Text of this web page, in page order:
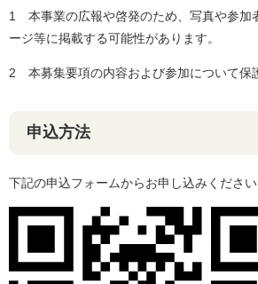
1 本事業の広報や啓発のため、写真や参加
ージ等に掲載する可能性があります。
2 本募集要項の内容および参加について保
申込方法
下記の申込フォームからお申し込みください